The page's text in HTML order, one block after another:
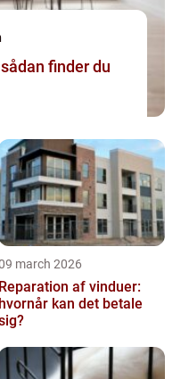
finder du
march 2026
Reparation af vinduer:
hvornår kan det betale